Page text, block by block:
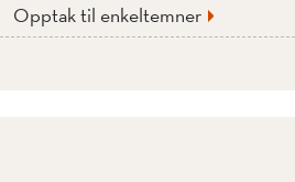
Opptak til enkeltemner